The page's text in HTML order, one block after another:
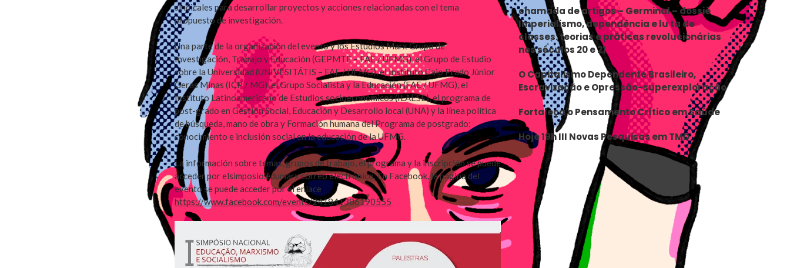
sindicales para desarrollar proyectos y acciones relacionadas con el tema
propuesto de investigación.
Una parte de la organización del evento y los Estudios Marx Grupo de
Investigación, Trabajo y Educación (GEPMTE – FAE / UFMG), el Grupo de Estudio
sobre la Universidad (UNIVESITÁTIS – FAE / UFMG), el Instituto Caio Prado Júnior
Geras Minas (ICP / MG), el Grupo Socialista y la Educación (FAE / UFMG), el
Instituto Latinoamericano de Estudios socioeconómicos (ILAESE), el programa de
post-grado en Gestión Social, Educación y Desarrollo local (UNA) y la línea política
de búsqueda, mano de obra y Formación humana del Programa de postgrado:
conocimiento e inclusión social en la educación de la UFMG.
La información sobre temas, grupos de trabajo, el programa y la inscripción se puede
acceder por elsimposio.edumarx correo electrónico. En Facebook, la página del
evento se puede acceder por el enlace
https://www.facebook.com/events/241841386190555
chamada de artigos – Germinal – dossiê
Imperialismo, dependência e lu ta de
classes: teorias e práticas revolucionárias
nos séculos 20 e 21
O Capitalismo Dependente Brasileiro,
Escravização e Opressão-superexploração
Fortaleça o Pensamento Crítico em Saúde
Hoje 19h III Novas Pesquisas em TMD